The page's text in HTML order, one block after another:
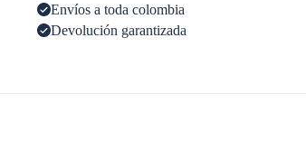
Envíos a toda colombia
Devolución garantizada